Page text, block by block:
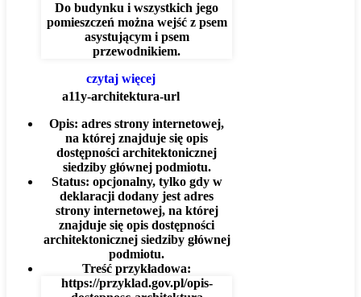
Do budynku i wszystkich jego
pomieszczeń można wejść z psem
asystującym i psem
przewodnikiem.
czytaj więcej
a11y-architektura-url
Opis: adres strony internetowej,
na której znajduje się opis
dostępności architektonicznej
siedziby głównej podmiotu.
Status: opcjonalny, tylko gdy w
deklaracji dodany jest adres
strony internetowej, na której
znajduje się opis dostępności
architektonicznej siedziby głównej
podmiotu.
Treść przykładowa:
https://przyklad.gov.pl/opis-